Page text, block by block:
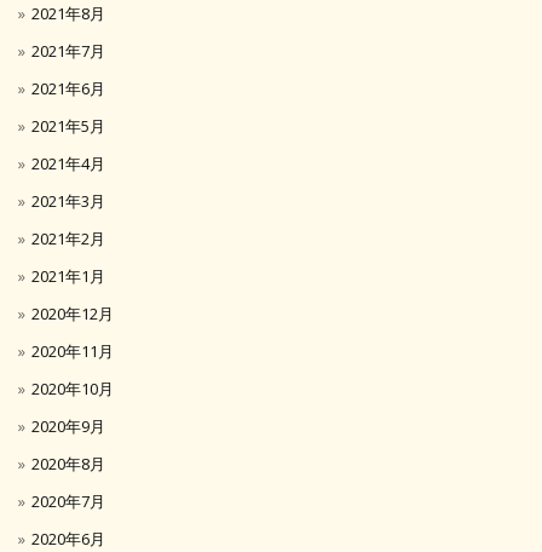
2021年8月
2021年7月
2021年6月
2021年5月
2021年4月
2021年3月
2021年2月
2021年1月
2020年12月
2020年11月
2020年10月
2020年9月
2020年8月
2020年7月
2020年6月